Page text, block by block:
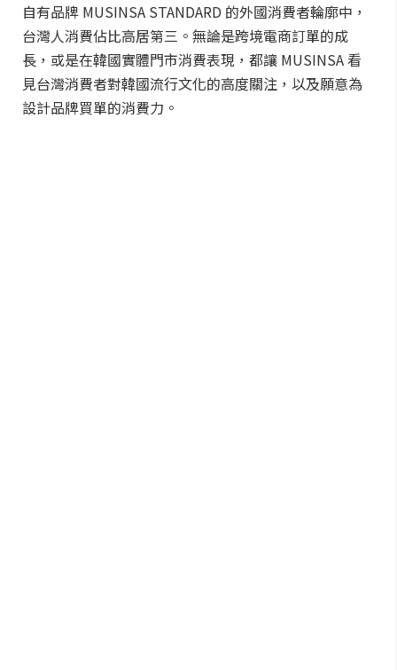
自有品牌 MUSINSA STANDARD 的外國消費者輪廓中，
台灣人消費佔比高居第三。無論是跨境電商訂單的成
長，或是在韓國實體門市消費表現，都讓 MUSINSA 看
見台灣消費者對韓國流行文化的高度關注，以及願意為
設計品牌買單的消費力。